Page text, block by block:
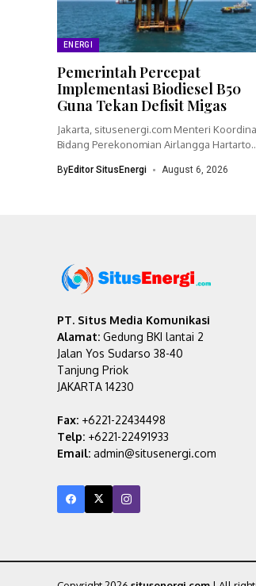
ENERGI
Pemerintah Percepat
Implementasi Biodiesel B50
Guna Tekan Defisit Migas
Jakarta, situsenergi.com Menteri
Bidang Perekonomian Airlangga Hartarto
mempercepat...
ByEditor SitusEnergi August 6, 2026
PT. Situs Media Komunikasi
Alamat: Gedung BKI lantai 2
Jalan Yos Sudarso 38-40
Tanjung Priok
JAKARTA 14230
Fax: +6221-22434498
Telp: +6221-22491933
Email: admin@situsenergi.com